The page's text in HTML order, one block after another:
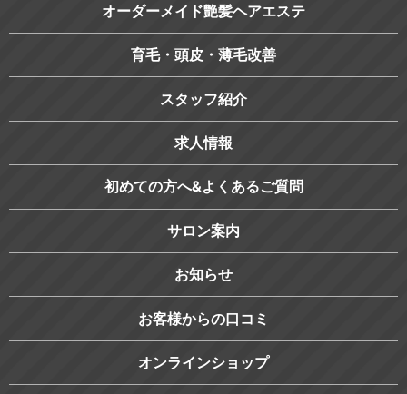
オーダーメイド艶髪ヘアエステ
育毛・頭皮・薄毛改善
スタッフ紹介
求人情報
初めての方へ&よくあるご質問
サロン案内
お知らせ
お客様からの口コミ
オンラインショップ